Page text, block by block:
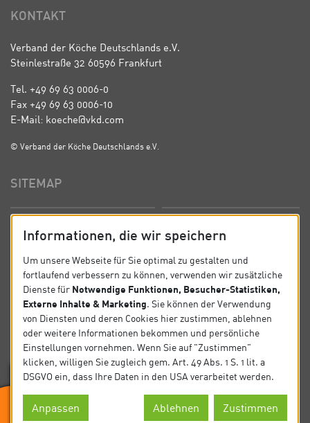
KONTAKT
Verband der Köche Deutschlands e.V.
Steinlestraße 32 60596 Frankfurt
Tel. +49 69 63 0006-0
Fax +49 69 63 0006-10
E-Mail: koeche@vkd.com
© Verband der Köche Deutschlands e.V.
SITEMAP
News Kontakt
Datenschutz Impressum
SOCIAL
Folgen Sie uns auf Social Media.
Informationen, die wir speichern
Um unsere Webseite für Sie optimal zu gestalten und
fortlaufend verbessern zu können, verwenden wir zusätzliche
Dienste für Notwendige Funktionen, Besucher-Statistiken,
Externe Inhalte & Marketing. Sie können der Verwendung
von Diensten und deren Cookies hier zustimmen, ablehnen
oder weitere Informationen bekommen und persönliche
Einstellungen vornehmen. Wenn Sie auf "Zustimmen"
klicken, willigen Sie zugleich gem. Art. 49 Abs. 1 S. 1 lit. a
DSGVO ein, dass Ihre Daten in den USA verarbeitet werden.
Anpassen Ablehnen Zustimmen